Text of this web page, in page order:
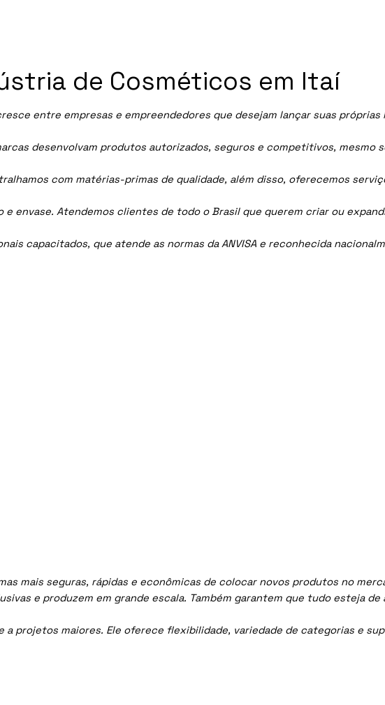
entre empresas e empreendedores que desejam lançar suas
desenvolvam produtos autorizados, seguros e competitivos, mesmo
com matérias-primas de qualidade, além disso, oferecemos
envase. Atendemos clientes de todo o Brasil que querem criar ou
capacitados, que atende as normas da ANVISA e reconhecida
mais seguras, rápidas e econômicas de colocar novos produtos no
e produzem em grande escala. Também garantem que tudo esteja de
a projetos maiores. Ele oferece flexibilidade, variedade de categorias e
de Cosméticos em Itaí